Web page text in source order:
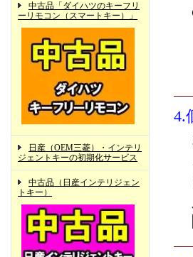
中古品「ダイハツのキーフリ
ーリモコン（スマートキー）」
日産（OEM三菱）・インテリ
ジェントキーの初期化サービス
中古品（日産インテリジェン
トキー）
4.